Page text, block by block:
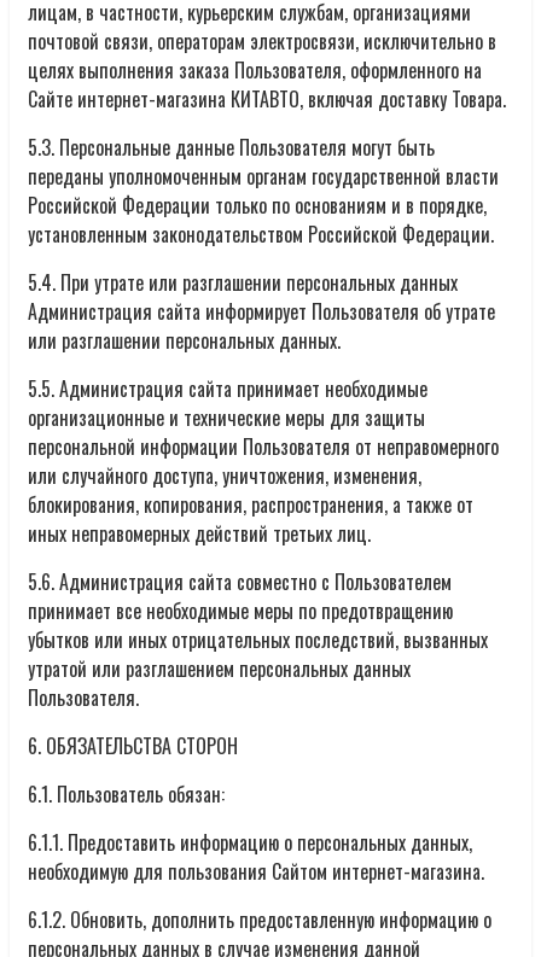
лицам, в частности, курьерским службам, организациями
почтовой связи, операторам электросвязи, исключительно в
целях выполнения заказа Пользователя, оформленного на
Сайте интернет-магазина КИТАВТО, включая доставку Товара.
5.3. Персональные данные Пользователя могут быть
переданы уполномоченным органам государственной власти
Российской Федерации только по основаниям и в порядке,
установленным законодательством Российской Федерации.
5.4. При утрате или разглашении персональных данных
Администрация сайта информирует Пользователя об утрате
или разглашении персональных данных.
5.5. Администрация сайта принимает необходимые
организационные и технические меры для защиты
персональной информации Пользователя от неправомерного
или случайного доступа, уничтожения, изменения,
блокирования, копирования, распространения, а также от
иных неправомерных действий третьих лиц.
5.6. Администрация сайта совместно с Пользователем
принимает все необходимые меры по предотвращению
убытков или иных отрицательных последствий, вызванных
утратой или разглашением персональных данных
Пользователя.
6. ОБЯЗАТЕЛЬСТВА СТОРОН
6.1. Пользователь обязан:
6.1.1. Предоставить информацию о персональных данных,
необходимую для пользования Сайтом интернет-магазина.
6.1.2. Обновить, дополнить предоставленную информацию о
персональных данных в случае изменения данной